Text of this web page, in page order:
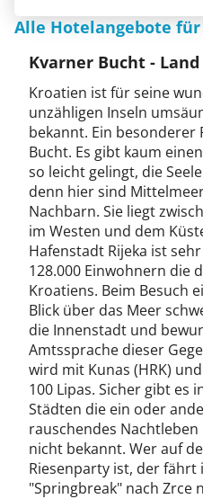
Alle Hotelangebote
Kvarner Bucht -
Kroatien ist für seine
unzähligen Inseln
bekannt. Ein besonderer
Bucht. Es gibt kaum
so leicht gelingt, die
denn hier sind
Nachbarn. Sie liegt
im Westen und dem
Hafenstadt Rijeka ist
128.000 Einwohnern die
Kroatiens. Beim Besuch
Blick über das Meer
die Innenstadt und
Amtssprache dieser
wird mit Kunas (HRK)
100 Lipas. Sicher gibt es
Städten die ein oder
rauschendes
nicht bekannt. Wer auf
Riesenparty ist, der fährt
"Springbreak" nach Zrce